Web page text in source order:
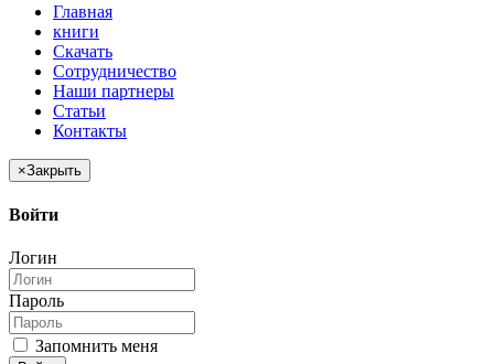
Главная
книги
Скачать
Сотрудничество
Наши партнеры
Статьи
Контакты
×Закрыть
Войти
Логин
Пароль
Запомнить меня